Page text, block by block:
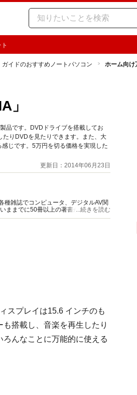
ガイドのおすすめノートパソコン ホーム向け
」
品です。DVDドライブを搭載してお
りDVDを見たりできます。また、大
じです。5万円を切る価格を実現した
更新日：2014年06月23日
種雑誌でコンピュータ、デジタルAV関
ままでに50冊以上の著書があります。
...続きを読む
スプレイは15.6 インチのも
搭載し、音楽を再生したり
んなことに万能的に使える